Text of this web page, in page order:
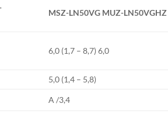
MSZ-LN50VG MUZ-LN50VGHZ
6,0 (1,7 – 8,7) 6,0
5,0 (1,4 – 5,8)
A /3,4